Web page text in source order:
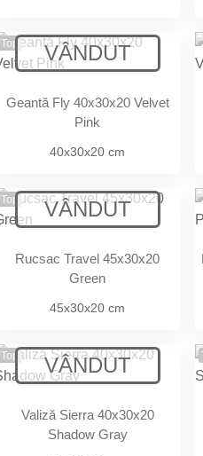
Top
Geantă Fly 40x30x20 Velvet
Pink
40x30x20 cm
Top
Rucsac Travel 45x30x20
Green
45x30x20 cm
Top
Valiză Sierra 40x30x20
Shadow Gray